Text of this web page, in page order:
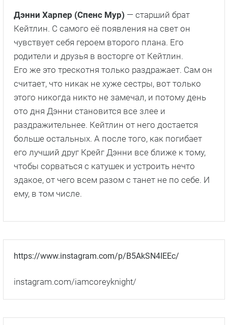
Дэнни Харпер (Спенс Мур) — старший брат
Кейтлин. С самого её появления на свет он
чувствует себя героем второго плана. Его
родители и друзья в восторге от Кейтлин.
Его же это трескотня только раздражает. Сам он
считает, что никак не хуже сестры, вот только
этого никогда никто не замечал, и потому день
ото дня Дэнни становится все злее и
раздражительнее. Кейтлин от него достается
больше остальных. А после того, как погибает
его лучший друг Крейг Дэнни все ближе к тому,
чтобы сорваться с катушек и устроить нечто
эдакое, от чего всем разом с танет не по себе. И
ему, в том числе.
https://www.instagram.com/p/B5AkSN4IEEc/
instagram.com/iamcoreyknight/